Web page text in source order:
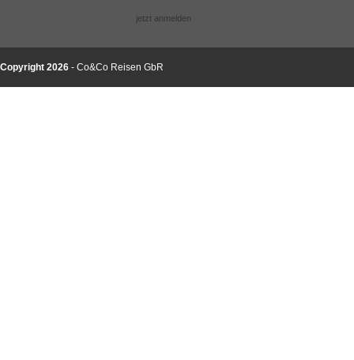
jetzt anmelden
Copyright 2026 - Co&Co Reisen GbR